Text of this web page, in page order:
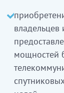
Бұл класқа
желілер
сондай-ақ
сымсыз
владельцев
мощностей